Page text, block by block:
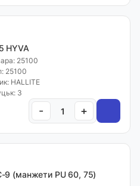
HYVA
25100
25100
HALLITE
3
- +
9 (манжети PU 60, 75)